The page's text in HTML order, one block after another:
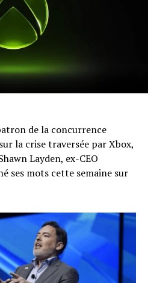
de la concurrence
la crise traversée par Xbox,
Layden, ex-CEO
ses mots cette semaine sur